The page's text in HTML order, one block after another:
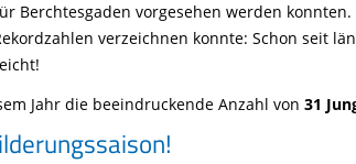
Berchtesgaden vorgesehen werden
verzeichnen konnte: Schon seit
Jahr die beeindruckende Anzahl von 31